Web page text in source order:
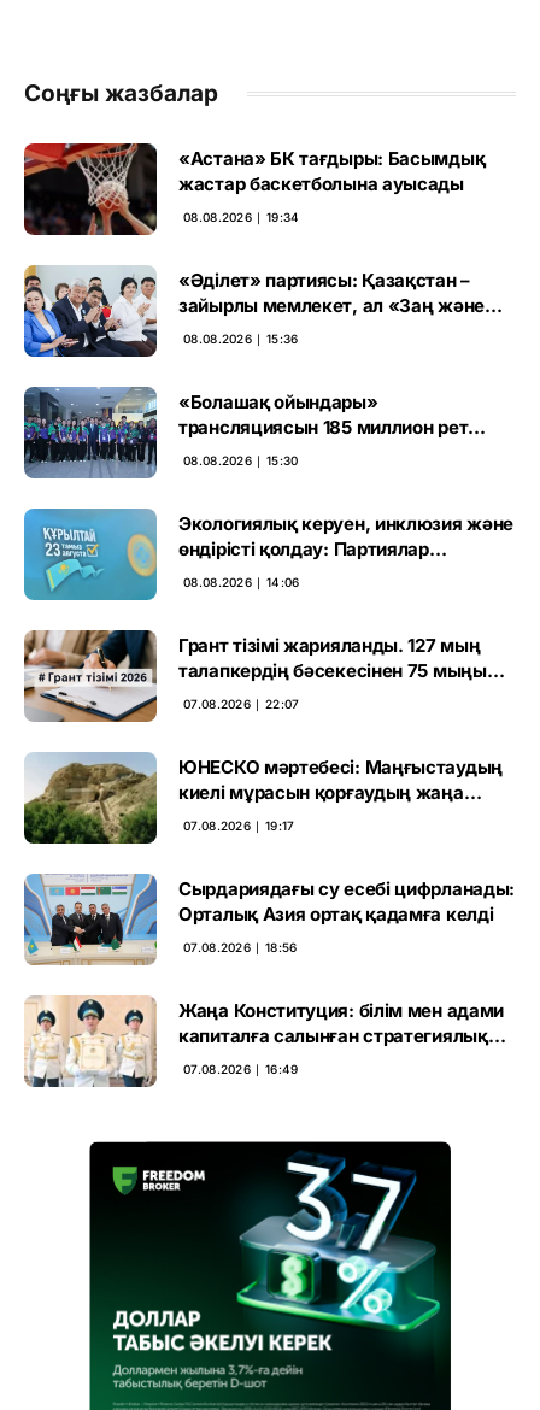
Соңғы жазбалар
«Астана» БК тағдыры: Басымдық
жастар баскетболына ауысады
08.08.2026 ∣ 19:34
«Әділет» партиясы: Қазақстан –
зайырлы мемлекет, ал «Заң және
тәртіп» қағидаты баршаға міндетті
08.08.2026 ∣ 15:36
«Болашақ ойындары»
трансляциясын 185 миллион рет
көрген
08.08.2026 ∣ 15:30
Экологиялық керуен, инклюзия және
өндірісті қолдау: Партиялар
өңірлерде қандай мәселе көтерді
08.08.2026 ∣ 14:06
Грант тізімі жарияланды. 127 мың
талапкердің бәсекесінен 75 мыңы
өтті
07.08.2026 ∣ 22:07
ЮНЕСКО мәртебесі: Маңғыстаудың
киелі мұрасын қорғаудың жаңа
кезеңі басталды
07.08.2026 ∣ 19:17
Сырдариядағы су есебі цифрланады:
Орталық Азия ортақ қадамға келді
07.08.2026 ∣ 18:56
Жаңа Конституция: білім мен адами
капиталға салынған стратегиялық
негіз
07.08.2026 ∣ 16:49